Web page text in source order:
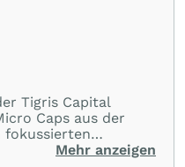
Tigris Capital
Caps aus der
fokussierten
über 10-jährige
Mehr anzeigen